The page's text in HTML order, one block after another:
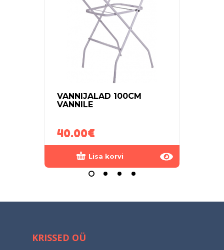
VANNIJALAD 100CM
VANNILE
40.00€
Lisa korvi
KRISSED OÜ